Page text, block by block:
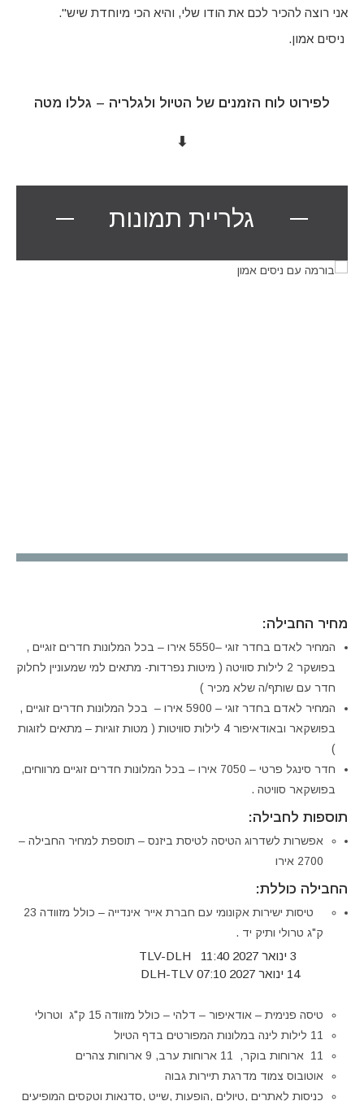
אני רוצה להכיר לכם את הודו שלי, והיא הכי מיוחדת שיש".
ניסים אמון.
לפירוט לוח הזמנים של הטיול ולגלריה – גללו מטה
⬇
גלריית תמונות
מחיר החבילה:
המחיר לאדם בחדר זוגי –5550 אירו – בכל המלונות חדרים זוגיים ,
בפושקר 2 לילות סוויטה ( מיטות נפרדות- מתאים למי שמעוניין לחלוק
חדר עם שותף/ה שלא מכיר )
המחיר לאדם בחדר זוגי – 5900 אירו – בכל המלונות חדרים זוגיים ,
בפושקאר ובאודאיפור 4 לילות סוויטות ( מטות זוגיות – מתאים לזוגות
)
חדר סינגל פרטי – 7050 אירו – בכל המלונות חדרים זוגיים מרווחים,
בפושקאר סוויטה .
תוספות לחבילה:
אפשרות לשדרוג הטיסה לטיסת ביזנס – תוספת למחיר החבילה –
2700 אירו
החבילה כוללת:
טיסות ישירות אקונומי עם חברת אייר אינדייה – כולל מזוודה 23
ק"ג טרולי ותיק יד .
14 ינואר 2027 DLH-TLV 07:10
טיסה פנימית – אודאיפור – דלהי – כולל מזוודה 15 ק"ג וטרולי
11 לילות לינה במלונות המפורטים בדף הטיול
11 ארוחות בוקר, 11 ארוחות ערב, 9 ארוחות צהרים
אוטובוס צמוד מדרגת תיירות גבוה
כניסות לאתרים ,טיולים ,הופעות ,שייט ,סדנאות וטקסים המופיעים